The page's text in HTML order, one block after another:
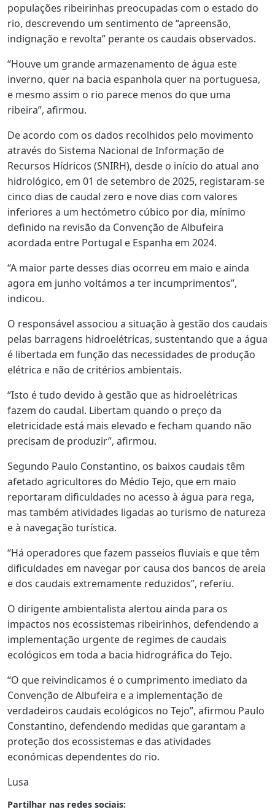
populações ribeirinhas preocupadas com o estado do
rio, descrevendo um sentimento de “apreensão,
indignação e revolta” perante os caudais observados.
“Houve um grande armazenamento de água este
inverno, quer na bacia espanhola quer na portuguesa,
e mesmo assim o rio parece menos do que uma
ribeira”, afirmou.
De acordo com os dados recolhidos pelo movimento
através do Sistema Nacional de Informação de
Recursos Hídricos (SNIRH), desde o início do atual ano
hidrológico, em 01 de setembro de 2025, registaram-se
cinco dias de caudal zero e nove dias com valores
inferiores a um hectómetro cúbico por dia, mínimo
definido na revisão da Convenção de Albufeira
acordada entre Portugal e Espanha em 2024.
“A maior parte desses dias ocorreu em maio e ainda
agora em junho voltámos a ter incumprimentos”,
indicou.
O responsável associou a situação à gestão dos caudais
pelas barragens hidroelétricas, sustentando que a água
é libertada em função das necessidades de produção
elétrica e não de critérios ambientais.
“Isto é tudo devido à gestão que as hidroelétricas
fazem do caudal. Libertam quando o preço da
eletricidade está mais elevado e fecham quando não
precisam de produzir”, afirmou.
Segundo Paulo Constantino, os baixos caudais têm
afetado agricultores do Médio Tejo, que em maio
reportaram dificuldades no acesso à água para rega,
mas também atividades ligadas ao turismo de natureza
e à navegação turística.
“Há operadores que fazem passeios fluviais e que têm
dificuldades em navegar por causa dos bancos de areia
e dos caudais extremamente reduzidos”, referiu.
O dirigente ambientalista alertou ainda para os
impactos nos ecossistemas ribeirinhos, defendendo a
implementação urgente de regimes de caudais
ecológicos em toda a bacia hidrográfica do Tejo.
“O que reivindicamos é o cumprimento imediato da
Convenção de Albufeira e a implementação de
verdadeiros caudais ecológicos no Tejo”, afirmou Paulo
Constantino, defendendo medidas que garantam a
proteção dos ecossistemas e das atividades
económicas dependentes do rio.
Lusa
Partilhar nas redes sociais: